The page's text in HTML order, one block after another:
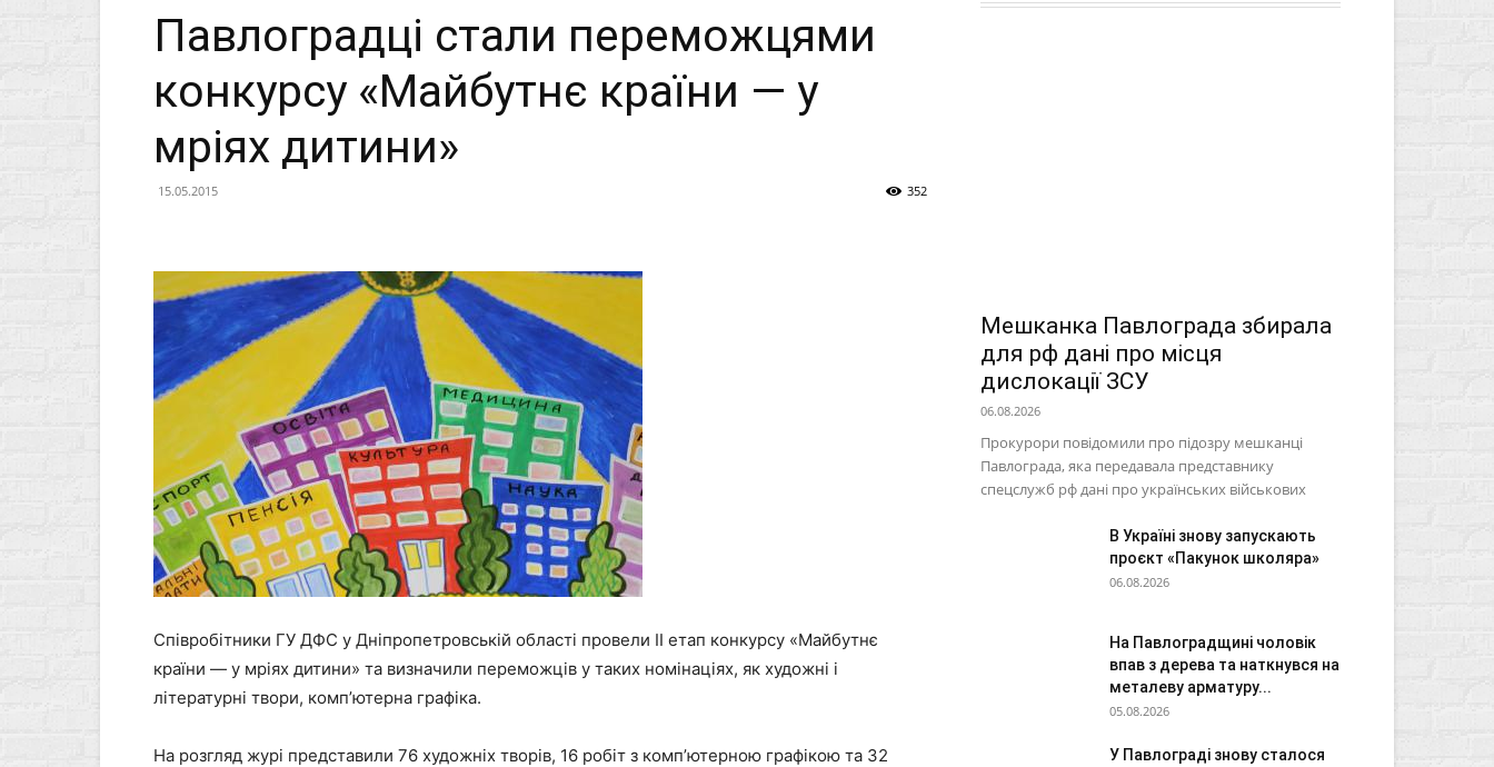
Павлоградці стали переможцями
конкурсу «Майбутнє країни — у
мріях дитини»
15.05.2015 352
Співробітники ГУ ДФС у Дніпропетровській області провели ІІ етап конкурсу «Майбутнє
країни — у мріях дитини» та визначили переможців у таких номінаціях, як художні і
літературні твори, комп’ютерна графіка.
На розгляд журі представили 76 художніх творів, 16 робіт з комп’ютерною графікою та 32
Мешканка Павлограда збирала
для рф дані про місця
дислокації ЗСУ
06.08.2026
Прокурори повідомили про підозру мешканці
Павлограда, яка передавала представнику
спецслужб рф дані про українських військових
В Україні знову запускають
проєкт «Пакунок школяра»
06.08.2026
На Павлоградщині чоловік
впав з дерева та наткнувся на
металеву арматуру...
05.08.2026
У Павлограді знову сталося